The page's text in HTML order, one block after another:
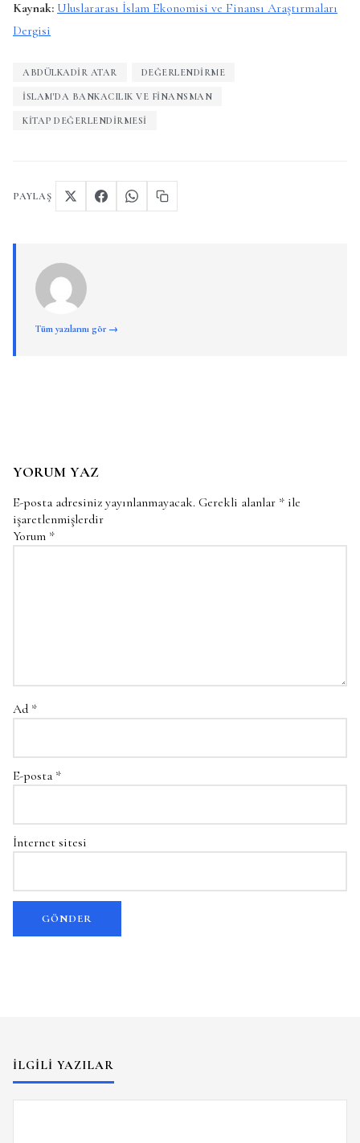
Kaynak: Uluslararası İslam Ekonomisi ve Finansı Araştırmaları
Dergisi
ABDÜLKADIR ATAR DEĞERLENDIRME
İSLAM'DA BANKACILIK VE FINANSMAN
KITAP DEĞERLENDIRMESI
PAYLAŞ
Tüm yazılarını gör →
YORUM YAZ
E-posta adresiniz yayınlanmayacak. Gerekli alanlar * ile
işaretlenmişlerdir
Yorum *
Ad *
E-posta *
İnternet sitesi
İLGILI YAZILAR